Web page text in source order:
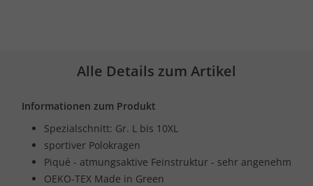
Alle Details zum Artikel
Informationen zum Produkt
Spezialschnitt: Gr. L bis 10XL
sportiver Polokragen
Piqué - atmungsaktive Feinstruktur - sehr angenehm
OEKO-TEX Made in Green